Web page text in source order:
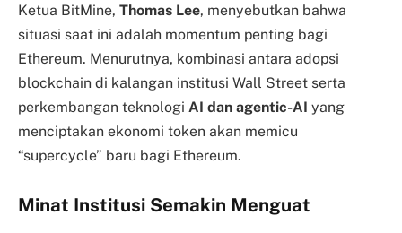
Ketua BitMine, Thomas Lee, menyebutkan bahwa
situasi saat ini adalah momentum penting bagi
Ethereum. Menurutnya, kombinasi antara adopsi
blockchain di kalangan institusi Wall Street serta
perkembangan teknologi AI dan agentic-AI yang
menciptakan ekonomi token akan memicu
“supercycle” baru bagi Ethereum.
Minat Institusi Semakin Menguat